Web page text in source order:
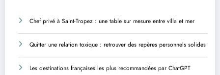
Chef privé à Saint-Tropez : une table sur mesure entre villa et mer
Quitter une relation toxique : retrouver des repères personnels solides
Les destinations françaises les plus recommandées par ChatGPT